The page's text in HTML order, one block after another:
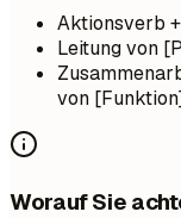
Aktionsverb
Leitung von
von
Worauf Sie